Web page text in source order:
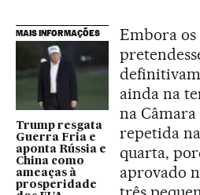
MAIS INFORMAÇÕES
Trump resgata
Guerra Fria e
aponta Rússia e
China como
ameaças à
prosperidade
Embora
ainda na
na
repetida
quarta,
aprovado